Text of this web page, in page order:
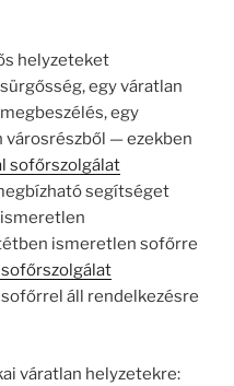
helyzeteket
egy váratlan
egy
városrészből — ezekben
sofőrszolgálat
segítséget
ismeretlen sofőrre
áll rendelkezésre
váratlan helyzetekre: